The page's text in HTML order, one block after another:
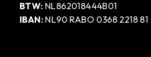
BTW: NL862018444B01
IBAN: NL90 RABO 0368 2218 81